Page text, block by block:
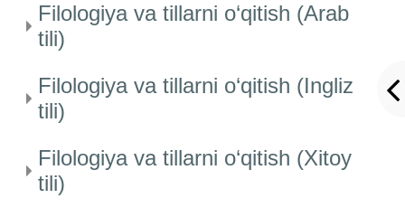
Filologiya va tillarni o‘qitish (Arab
tili)
Filologiya va tillarni o‘qitish (Ingliz
tili)
Filologiya va tillarni o‘qitish (Xitoy
tili)